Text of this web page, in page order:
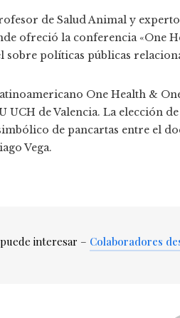
de Salud Animal y
ofreció la conferencia «One
sobre políticas públicas
One Health &
UCH de Valencia. La elección
de pancartas entre el
Vega.
interesar – Colaboradores